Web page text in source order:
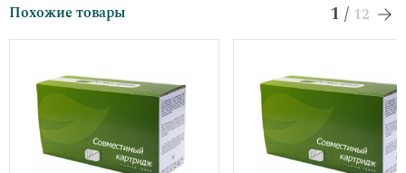
Похожие товары 1 / 12